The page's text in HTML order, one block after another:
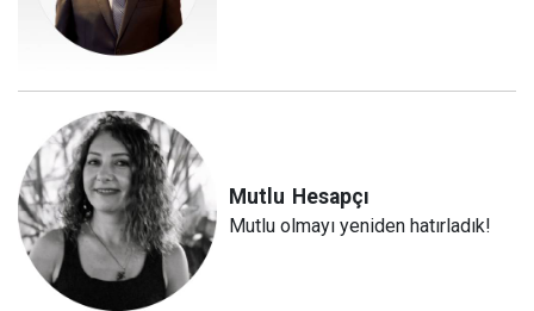
Mutlu Hesapçı
Mutlu olmayı yeniden hatırladık!